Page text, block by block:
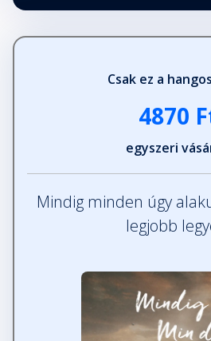
Csak ez a
4870
egyszeri
Mindig minden úgy
legjobb